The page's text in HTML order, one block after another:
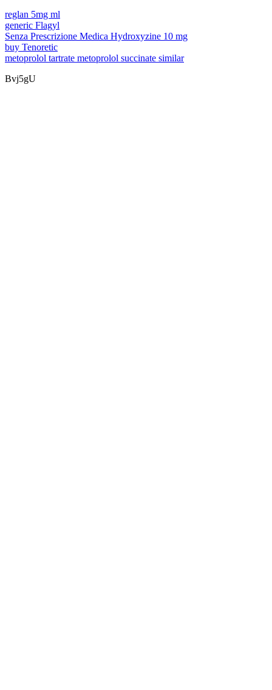
reglan 5mg ml
generic Flagyl
Senza Prescrizione Medica Hydroxyzine 10 mg
buy Tenoretic
metoprolol tartrate metoprolol succinate similar
Bvj5gU